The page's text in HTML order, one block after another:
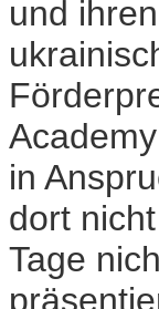
und
in
dort
Tage